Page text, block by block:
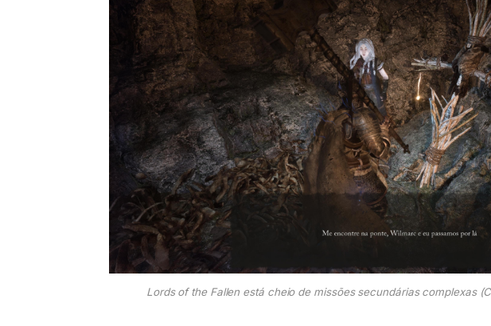
Lords of the Fallen está cheio de missões secundárias complexas